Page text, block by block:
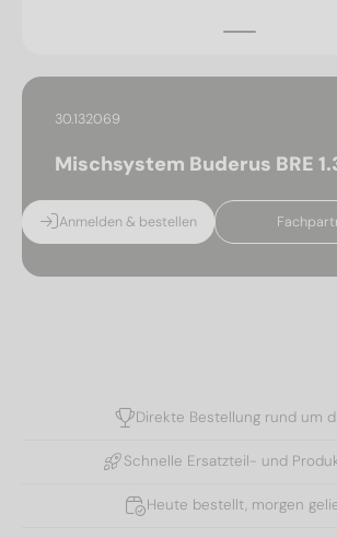
30.132069
Mischsystem Buderus BRE
Anmelden & bestellen
Direkte Bestellung rund um
Schnelle Ersatzteil- und
Heute bestellt, morgen